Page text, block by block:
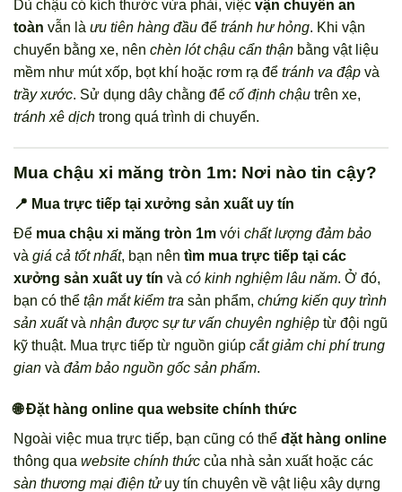
Dù chậu có kích thước vừa phải, việc vận chuyển an
toàn vẫn là ưu tiên hàng đầu để tránh hư hỏng. Khi vận
chuyển bằng xe, nên chèn lót chậu cẩn thận bằng vật liệu
mềm như mút xốp, bọt khí hoặc rơm rạ để tránh va đập và
trầy xước. Sử dụng dây chằng để cố định chậu trên xe,
tránh xê dịch trong quá trình di chuyển.
Mua chậu xi măng tròn 1m: Nơi nào tin cậy?
📍 Mua trực tiếp tại xưởng sản xuất uy tín
Để mua chậu xi măng tròn 1m với chất lượng đảm bảo
và giá cả tốt nhất, bạn nên tìm mua trực tiếp tại các
xưởng sản xuất uy tín và có kinh nghiệm lâu năm. Ở đó,
bạn có thể tận mắt kiểm tra sản phẩm, chứng kiến quy trình
sản xuấtvà nhận được sự tư vấn chuyên nghiệp từ đội ngũ
kỹ thuật. Mua trực tiếp từ nguồn giúp cắt giảm chi phí trung
gian và đảm bảo nguồn gốc sản phẩm.
🌐 Đặt hàng online qua website chính thức
Ngoài việc mua trực tiếp, bạn cũng có thể đặt hàng online
thông qua website chính thức của nhà sản xuất hoặc các
sàn thương mại điện tửuy tín chuyên về vật liệu xây dựng